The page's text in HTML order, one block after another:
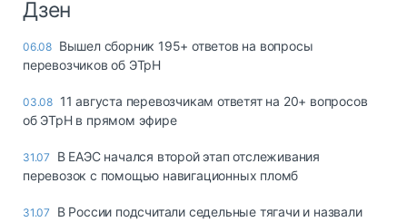
Дзен
06.08 Вышел сборник 195+ ответов на вопросы
перевозчиков об ЭТрН
03.08 11 августа перевозчикам ответят на 20+ вопросов
об ЭТрН в прямом эфире
31.07
В ЕАЭС начался второй этап отслеживания
перевозок с помощью навигационных пломб
31.07
В России подсчитали седельные тягачи и назвали